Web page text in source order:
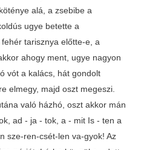
alá, a zsebibe a
ugye betette a
tarisznya előtte-e, a
ahogy ment, ugye nagyon
vót a kalács, hát gondolt
elmegy, majd oszt megeszi.
való házhó, oszt akkor mán
ad - ja - tok, a - mit Is - ten a
sze-ren-csét-len va-gyok! Az